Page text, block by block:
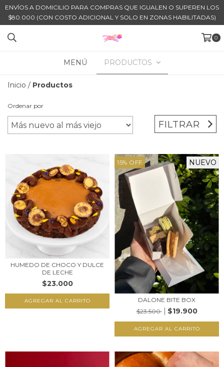
ENVÍOS A DOMICILIO PARA COMPRAS QUE IGUALEN O SUPEREN LOS
$80.000 (CON COSTO ADICIONAL Y SOLO EN ZONAS HABILITADAS)
0
MENÚ PRODUCTOS
Inicio / Productos
Ordenar por
FILTRAR
HUMEDO DE CHOCO Y DULCE
DE LECHE
$23.000
AGREGAR AL CARRITO
15% OFF NUEVO
DALONE BITE BOX
$23.500
$19.900